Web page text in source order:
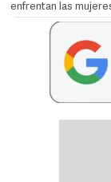
enfrentan las